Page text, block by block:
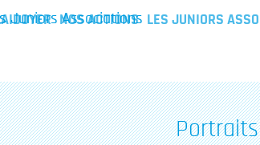
Juniors Associations
NOS ACTIONS LES JUNIORS